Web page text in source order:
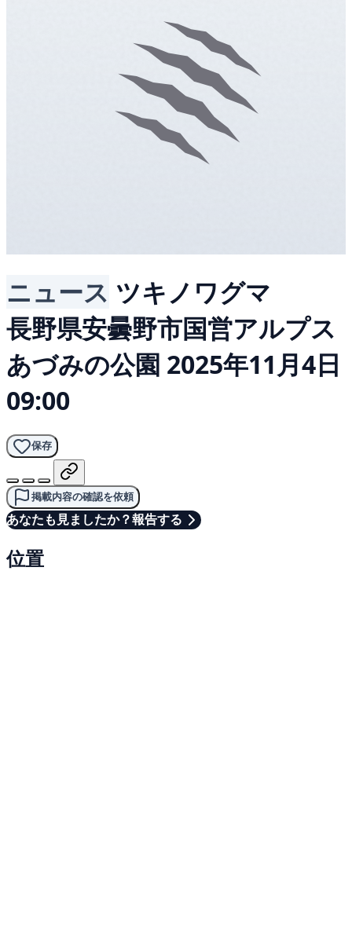
ニュース ツキノワグマ
長野県安曇野市国営アルプス
あづみの公園 2025年11月4日
09:00
保存
掲載内容の確認を依頼
あなたも見ましたか？報告する
位置